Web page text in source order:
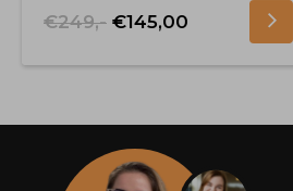
€249,- €145,00